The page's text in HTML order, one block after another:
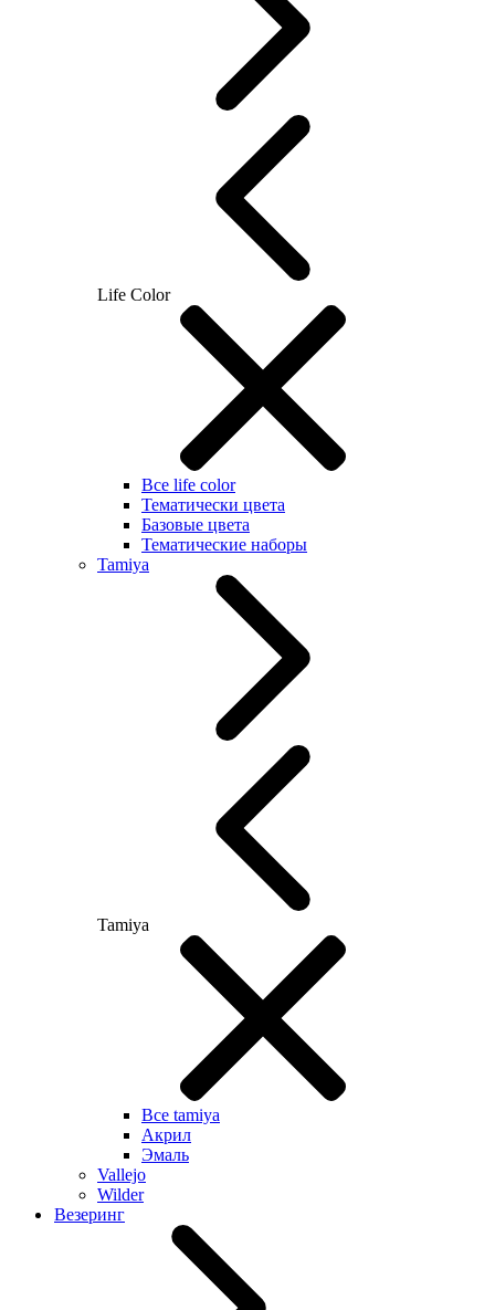
Life Color
Все life color
Тематически цвета
Базовые цвета
Тематические наборы
Tamiya
Tamiya
Все tamiya
Акрил
Эмаль
Vallejo
Wilder
Везеринг